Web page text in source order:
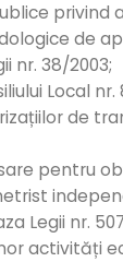
privind
de
nr. 38/2003;
Local nr.
de
pentru
Legii nr.
activități